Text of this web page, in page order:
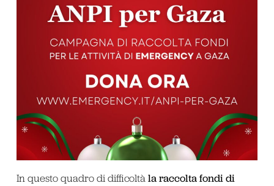
In questo quadro di difficoltà la raccolta fondi di